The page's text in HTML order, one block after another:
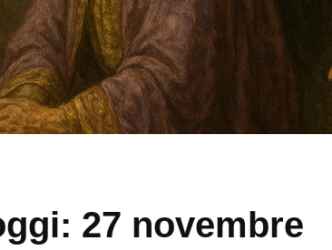
27 novembre